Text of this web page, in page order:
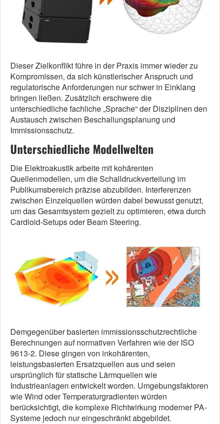
Dieser Zielkonflikt führe in der Praxis immer wieder zu
Kompromissen, da sich künstlerischer Anspruch und
regulatorische Anforderungen nur schwer in Einklang
bringen ließen. Zusätzlich erschwere die
unterschiedliche fachliche „Sprache“ der Disziplinen den
Austausch zwischen Beschallungsplanung und
Immissionsschutz.
Unterschiedliche Modellwelten
Die Elektroakustik arbeite mit kohärenten
Quellenmodellen, um die Schalldruckverteilung im
Publikumsbereich präzise abzubilden. Interferenzen
zwischen Einzelquellen würden dabei bewusst genutzt,
um das Gesamtsystem gezielt zu optimieren, etwa durch
Cardioid-Setups oder Beam Steering.
Demgegenüber basierten immissionsschutzrechtliche
Berechnungen auf normativen Verfahren wie der ISO
9613-2. Diese gingen von inkohärenten,
leistungsbasierten Ersatzquellen aus und seien
ursprünglich für statische Lärmquellen wie
Industrieanlagen entwickelt worden. Umgebungsfaktoren
wie Wind oder Temperaturgradienten würden
berücksichtigt, die komplexe Richtwirkung moderner PA-
Systeme jedoch nur eingeschränkt abgebildet.